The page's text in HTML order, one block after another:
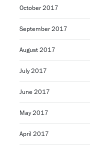
October 2017
September 2017
August 2017
July 2017
June 2017
May 2017
April 2017